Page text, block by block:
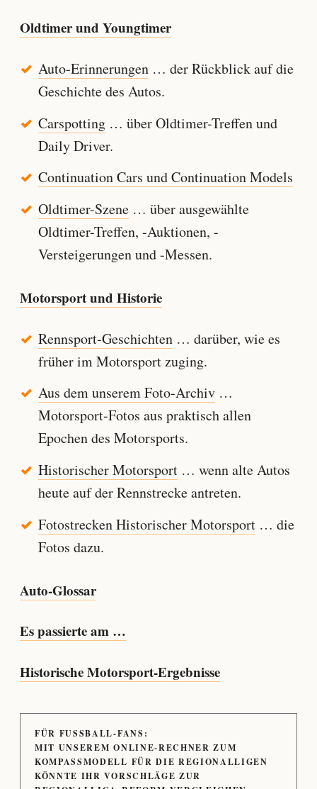
Oldtimer und Youngtimer
Auto-Erinnerungen… der Rückblick auf die
Geschichte des Autos.
Carspotting… über Oldtimer-Treffen und
Daily Driver.
Continuation Cars und Continuation Models
Oldtimer-Szene… über ausgewählte
Oldtimer-Treffen, -Auktionen, -
Versteigerungen und -Messen.
Motorsport und Historie
Rennsport-Geschichten… darüber, wie es
früher im Motorsport zuging.
Aus dem unserem Foto-Archiv…
Motorsport-Fotos aus praktisch allen
Epochen des Motorsports.
Historischer Motorsport… wenn alte Autos
heute auf der Rennstrecke antreten.
Fotostrecken Historischer Motorsport… die
Fotos dazu.
Auto-Glossar
Es passierte am …
Historische Motorsport-Ergebnisse
FÜR FUSSBALL-FANS:
MIT UNSEREM ONLINE-RECHNER ZUM
KOMPASSMODELL FÜR DIE REGIONALLIGEN
KÖNNTE IHR VORSCHLÄGE ZUR